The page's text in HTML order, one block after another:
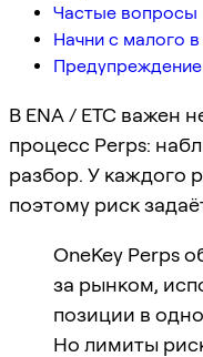
Частые вопросы
Начни с малого в
В ENA / ETC важен
процесс Perps:
разбор. У каждого
поэтому риск
OneKey Perps
за рынком,
позиции в
Но лимиты